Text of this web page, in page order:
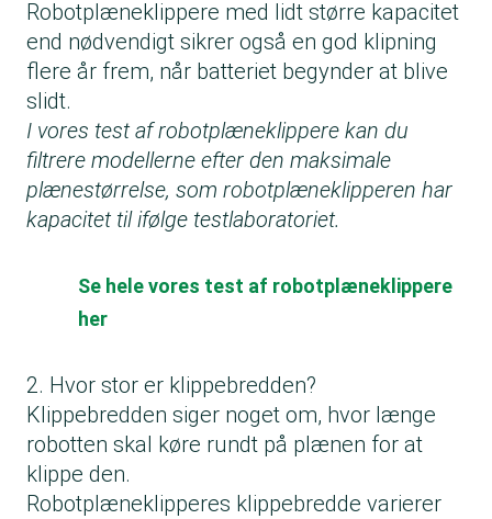
Robotplæneklippere med lidt større kapacitet
end nødvendigt sikrer også en god klipning
flere år frem, når batteriet begynder at blive
slidt.
I vores test af robotplæneklippere kan du
filtrere modellerne efter den maksimale
plænestørrelse, som robotplæneklipperen har
kapacitet til ifølge testlaboratoriet.
Se hele vores test af robotplæneklippere
her
2. Hvor stor er klippebredden?
Klippebredden siger noget om, hvor længe
robotten skal køre rundt på plænen for at
klippe den.
Robotplæneklipperes klippebredde varierer